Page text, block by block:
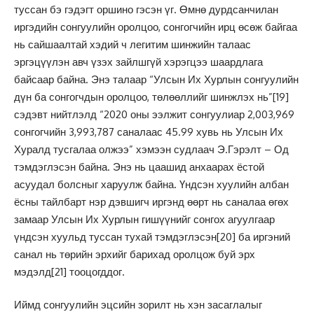
туссан бэ гэдэгт оршино гэсэн үг. Өмнө дурдсанчилан
иргэдийн сонгуулийн оролцоо, сонгогчийн ирц өсөж байгаа
нь сайшаалтай хэдий ч легитим шинжийн талаас
эргэцүүлэн авч үзэх зайлшгүй хэрэгцээ шаардлага
байсаар байна. Энэ талаар “Улсын Их Хурлын сонгуулийн
дүн ба сонгогчдын оролцоо, төлөөллийг шинжлэх нь”[19]
сэдэвт нийтлэлд “2020 оны ээлжит сонгуулиар 2,003,969
сонгогчийн 3,993,787 саналаас 45.99 хувь нь Улсын Их
Хуралд тусгалаа олжээ” хэмээн судлаач Э.Гэрэлт – Од
тэмдэглэсэн байна. Энэ нь цаашид анхаарах ёстой
асуудал болсныг харуулж байна. Үндсэн хуулийн албан
ёсны тайлбарт нэр дэвшигч иргэнд өөрт нь саналаа өгөх
замаар Улсын Их Хурлын гишүүнийг сонгох агуулгаар
үндсэн хуульд туссан тухай тэмдэглэсэн[20] ба иргэний
санал нь төрийн эрхийг барихад оролцож буй эрх
мэдэлд[21] тооцогддог.
Иймд сонгуулийн эцсийн зорилт нь хэн засаглалыг